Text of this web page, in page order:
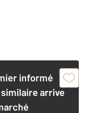
informé
arrive